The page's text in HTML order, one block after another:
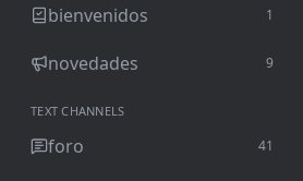
bienvenidos 1
novedades 9
TEXT CHANNELS
foro 41